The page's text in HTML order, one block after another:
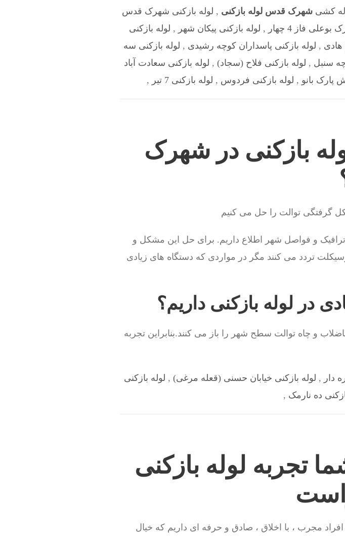
کشی شهرک قدس لوله بازکنی , لوله بازکنی شهرک قدس
فاز 4 چهار , لوله بازکنی پیکان شهر , لوله بازکنی
هادی , لوله بازکنی پاسداران کوچه رشیدی , لوله بازکنی سه
سنبل , لوله بازکنی فلاح (سجاد) , لوله بازکنی سعادت آباد
پارک بانو , لوله بازکنی فردوس , لوله بازکنی 7 تیر ,
بازکنی در شهرک
گرفتگی توالت را حل می کنیم
و فواصل شهر اطلاع داریم. برای حل این مشکل و
تردد می کنند مگر در مواردی که دستگاه های زیادی
در لوله بازکنی داریم؟
و چاه توالت سطح شهر را باز می کنند.بنابراین تجربه
دار , لوله بازکنی خیابان حسنی (قعله مرغی) , لوله بازکنی
ده نارمک ,
تجربه لوله بازکنی
مجرب ، با اخلاق ، صادق و حرفه ای داریم که خیال